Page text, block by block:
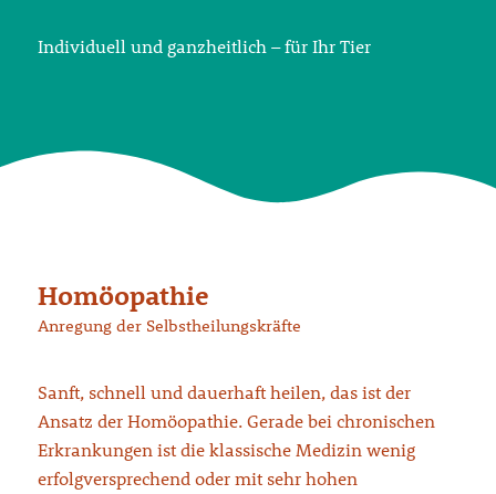
Individuell und ganzheitlich – für Ihr Tier
Homöopathie
Anregung der Selbstheilungskräfte
Sanft, schnell und dauerhaft heilen, das ist der
Ansatz der Homöopathie. Gerade bei chronischen
Erkrankungen ist die klassische Medizin wenig
erfolgversprechend oder mit sehr hohen